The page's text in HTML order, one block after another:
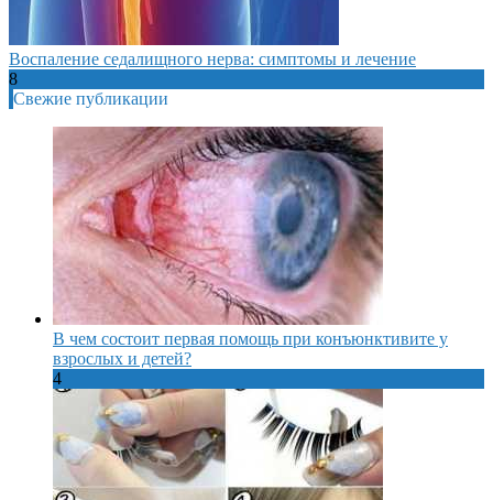
Воспаление седалищного нерва: симптомы и лечение
8
Свежие публикации
В чем состоит первая помощь при конъюнктивите у
взрослых и детей?
4